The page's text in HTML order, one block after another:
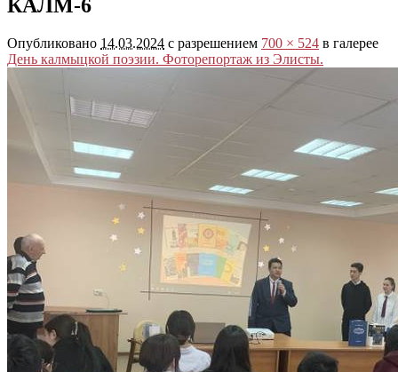
КАЛМ-6
Опубликовано 14.03.2024 с разрешением 700 × 524 в галерее
День калмыцкой поэзии. Фоторепортаж из Элисты.